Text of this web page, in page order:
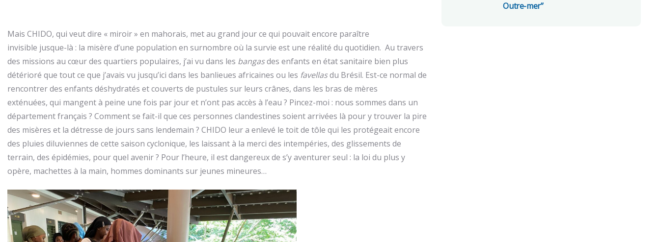
Mais CHIDO, qui veut dire « miroir » en mahorais, met au grand jour ce qui pouvait encore paraître
invisible jusque-là : la misère d’une population en surnombre où la survie est une réalité du quotidien. Au travers
des missions au cœur des quartiers populaires, j’ai vu dans les bangasdes enfants en état sanitaire bien plus
détérioré que tout ce que j’avais vu jusqu’ici dans les banlieues africaines ou les favellasdu Brésil. Est-ce normal de
rencontrer des enfants déshydratés et couverts de pustules sur leurs crânes, dans les bras de mères
exténuées, qui mangent à peine une fois par jour et n’ont pas accès à l’eau ? Pincez-moi : nous sommes dans un
département français ? Comment se fait-il que ces personnes clandestines soient arrivées là pour y trouver la pire
des misères et la détresse de jours sans lendemain ? CHIDO leur a enlevé le toit de tôle qui les protégeait encore
des pluies diluviennes de cette saison cyclonique, les laissant à la merci des intempéries, des glissements de
terrain, des épidémies, pour quel avenir ? Pour l’heure, il est dangereux de s’y aventurer seul : la loi du plus y
opère, machettes à la main, hommes dominants sur jeunes mineures…
Outre-mer”